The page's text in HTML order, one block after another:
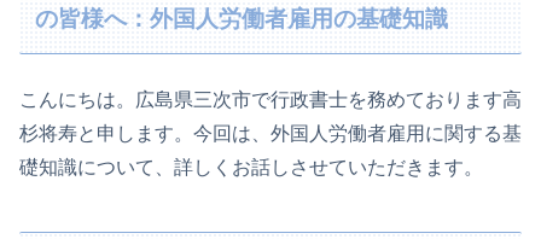
の皆様へ：外国人労働者雇用の基礎知識
こんにちは。広島県三次市で行政書士を務めております高
杉将寿と申します。今回は、外国人労働者雇用に関する基
礎知識について、詳しくお話しさせていただきます。